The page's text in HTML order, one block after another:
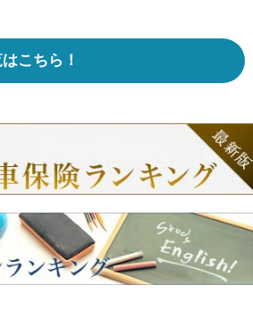
こちら！